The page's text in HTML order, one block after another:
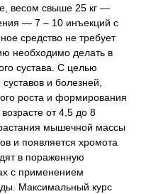
весом свыше 25 кг —
— 7 – 10 инъекций с
средство не требует
необходимо делать в
сустава. С целью
и болезней,
роста и формирования
от 4,5 до 8
мышечной массы
и появляется хромота
в пораженную
с применением
Максимальный курс